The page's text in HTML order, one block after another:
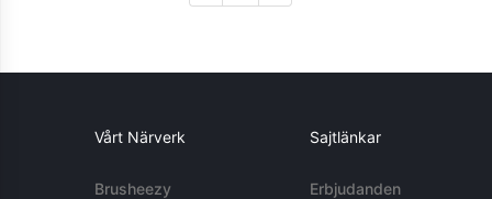
Vårt Närverk
Brusheezy
Sajtlänkar
Erbjudanden